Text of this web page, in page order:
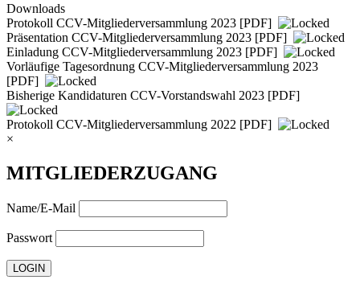
Downloads
Protokoll CCV-Mitgliederversammlung 2023 [PDF]
Präsentation CCV-Mitgliederversammlung 2023 [PDF]
Einladung CCV-Mitgliederversammlung 2023 [PDF]
Vorläufige Tagesordnung CCV-Mitgliederversammlung 2023
[PDF]
Bisherige Kandidaturen CCV-Vorstandswahl 2023 [PDF]
Protokoll CCV-Mitgliederversammlung 2022 [PDF]
×
MITGLIEDERZUGANG
Name/E-Mail
Passwort